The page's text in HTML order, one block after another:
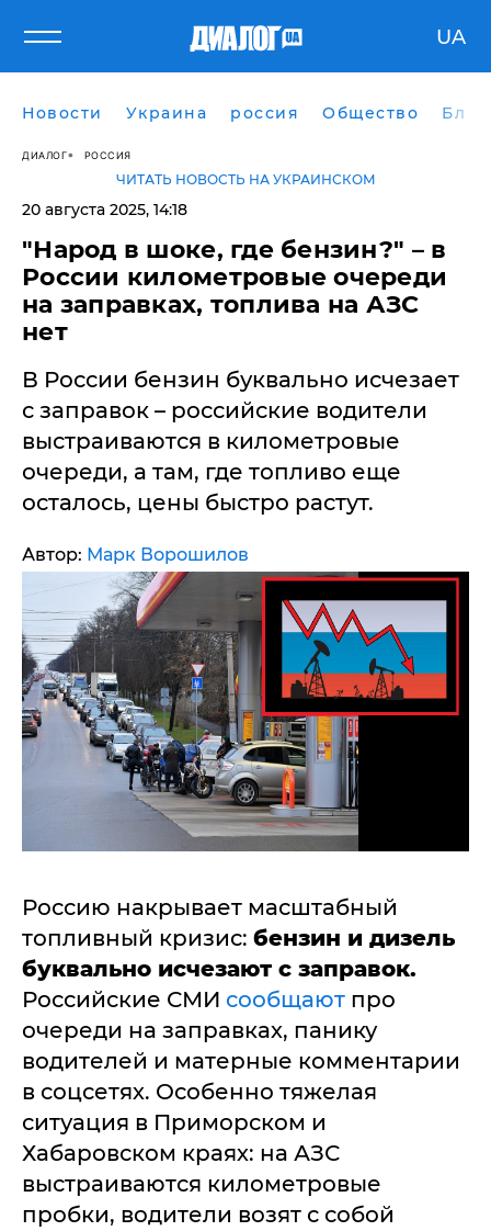
UA
Новости Украина россия Общество
ДИАЛОГ РОССИЯ
ЧИТАТЬ НОВОСТЬ НА УКРАИНСКОМ
20 августа 2025, 14:18
"Народ в шоке, где бензин?" – в
России километровые очереди
на заправках, топлива на АЗС
нет
В России бензин буквально исчезает
с заправок – российские водители
выстраиваются в километровые
очереди, а там, где топливо еще
осталось, цены быстро растут.
Автор: Марк Ворошилов
Россию накрывает масштабный
топливный кризис: бензин и дизель
буквально исчезают с заправок.
Российские СМИ сообщают про
очереди на заправках, панику
водителей и матерные комментарии
в соцсетях. Особенно тяжелая
ситуация в Приморском и
Хабаровском краях: на АЗС
выстраиваются километровые
пробки, водители возят с собой